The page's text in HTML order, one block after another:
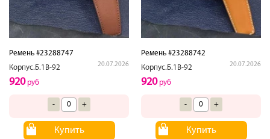
Ремень #23288747
Корпус.Б.1В-92
20.07.2026
920руб
- +
Купить
Ремень #23288742
Корпус.Б.1В-92
20.07.2026
920руб
- +
Купить